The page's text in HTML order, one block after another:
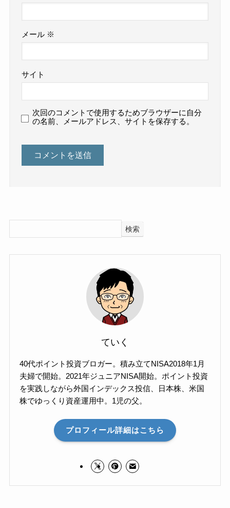
メール ※
サイト
次回のコメントで使用するためブラウザーに自分
の名前、メールアドレス、サイトを保存する。
検索
ていく
40代ポイント投資ブロガー。積み立てNISA2018年1月
夫婦で開始。2021年ジュニアNISA開始。ポイント投資
を実践しながら外国インデックス投信、日本株、米国
株でゆっくり資産運用中。1児の父。
プロフィール詳細はこちら